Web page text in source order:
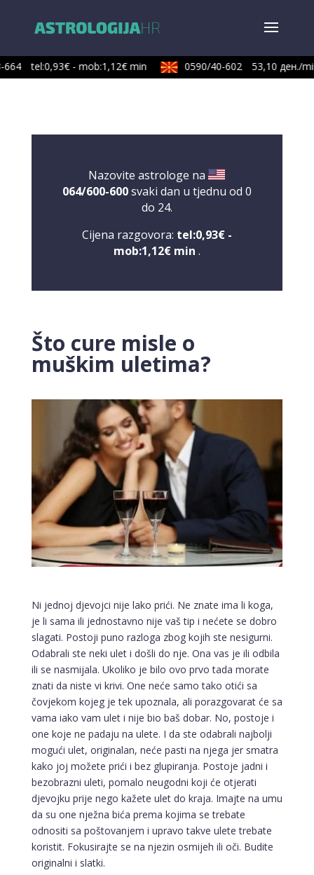
tel:0,93€ - mob:1,12€ min 0590/40-602 53,10 ден./min
Nazovite astrologe na
064/600-600svaki dan u tjednu od 0
do 24.
Cijena razgovora: tel:0,93€ -
mob:1,12€ min .
Što cure misle o
muškim uletima?
Ni jednoj djevojci nije lako prići. Ne znate ima li koga,
je li sama ili jednostavno nije vaš tip i nećete se dobro
slagati. Postoji puno razloga zbog kojih ste nesigurni.
Odabrali ste neki ulet i došli do nje. Ona vas je ili odbila
ili se nasmijala. Ukoliko je bilo ovo prvo tada morate
znati da niste vi krivi. One neće samo tako otići sa
čovjekom kojeg je tek upoznala, ali porazgovarat će sa
vama iako vam ulet i nije bio baš dobar. No, postoje i
one koje ne padaju na ulete. I da ste odabrali najbolji
mogući ulet, originalan, neće pasti na njega jer smatra
kako joj možete prići i bez glupiranja. Postoje jadni i
bezobrazni uleti, pomalo neugodni koji će otjerati
djevojku prije nego kažete ulet do kraja. Imajte na umu
da su one nježna bića prema kojima se trebate
odnositi sa poštovanjem i upravo takve ulete trebate
koristit. Fokusirajte se na njezin osmijeh ili oči. Budite
originalni i slatki.